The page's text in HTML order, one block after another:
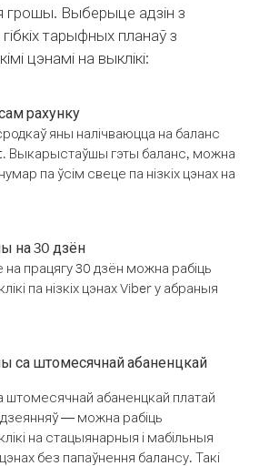
Выберыце адзін з
тарыфных планаў з
цэнамі на выклікі:
рахунку
яны налічваюцца на баланс
Выкарыстаўшы гэты баланс, можна
па ўсім свеце па нізкіх цэнах на
на 30 дзён
працягу 30 дзён можна рабіць
па нізкіх цэнах Viber у абраныя
са штомесячнай абаненцкай
абаненцкай платай
— можна рабіць
на стацыянарныя і мабільныя
без папаўнення балансу. Такі